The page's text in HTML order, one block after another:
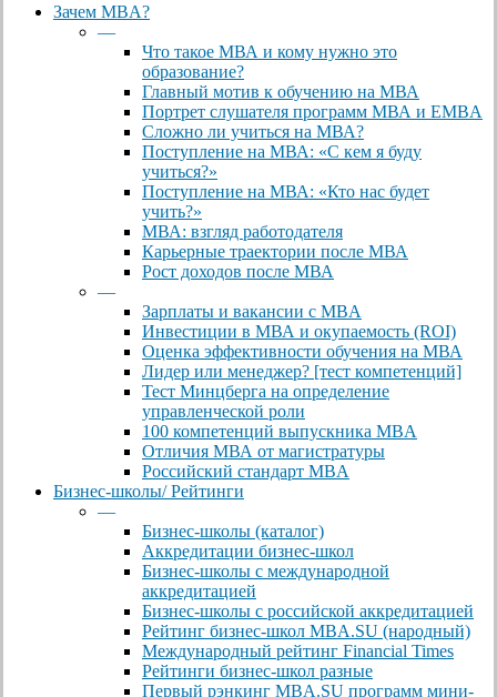
Close
Зачем MBA?
—
Что такое МВА и кому нужно это
образование?
Главный мотив к обучению на МВА
Портрет слушателя программ МВА и EMBA
Сложно ли учиться на МВА?
Поступление на МВА: «С кем я буду
учиться?»
Поступление на МВА: «Кто нас будет
учить?»
МВА: взгляд работодателя
Карьерные траектории после МВА
Рост доходов после МВА
—
Зарплаты и вакансии с MBA
Инвестиции в МВА и окупаемость (ROI)
Оценка эффективности обучения на МВА
Лидер или менеджер? [тест компетенций]
Тест Минцберга на определение
управленческой роли
100 компетенций выпускника MBA
Отличия МВА от магистратуры
Российский стандарт MBA
Бизнес-школы/ Рейтинги
—
Бизнес-школы (каталог)
Аккредитации бизнес-школ
Бизнес-школы с международной
аккредитацией
Бизнес-школы с российской аккредитацией
Рейтинг бизнес-школ MBA.SU (народный)
Международный рейтинг Financial Times
Рейтинги бизнес-школ разные
Первый рэнкинг MBA.SU программ мини-